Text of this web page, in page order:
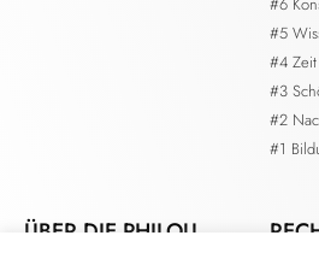
#5
#4 Zeit
#3
#2
#1
ÜBER DIE PHILOU.